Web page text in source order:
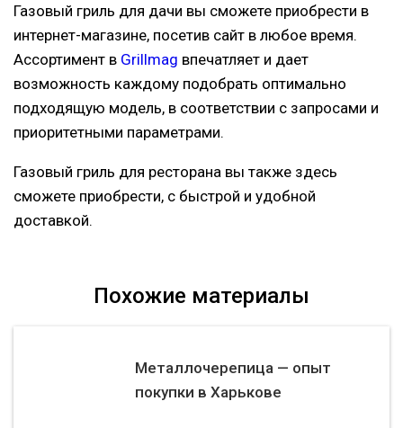
Газовый гриль для дачи вы сможете приобрести в
интернет-магазине, посетив сайт в любое время.
Ассортимент в Grillmag впечатляет и дает
возможность каждому подобрать оптимально
подходящую модель, в соответствии с запросами и
приоритетными параметрами.
Газовый гриль для ресторана вы также здесь
сможете приобрести, с быстрой и удобной
доставкой.
Похожие материалы
Металлочерепица — опыт
покупки в Харькове